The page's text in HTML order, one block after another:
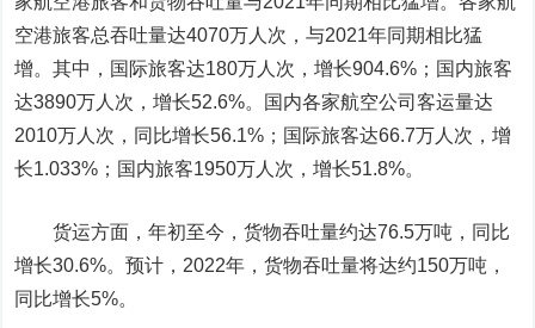
空港旅客总吞吐量达4070万人次，与2021年同期相比猛
增。其中，国际旅客达180万人次，增长904.6%；国内旅客
达3890万人次，增长52.6%。国内各家航空公司客运量达
2010万人次，同比增长56.1%；国际旅客达66.7万人次，增
长1.033%；国内旅客1950万人次，增长51.8%。
货运方面，年初至今，货物吞吐量约达76.5万吨，同比
增长30.6%。预计，2022年，货物吞吐量将达约150万吨，
同比增长5%。